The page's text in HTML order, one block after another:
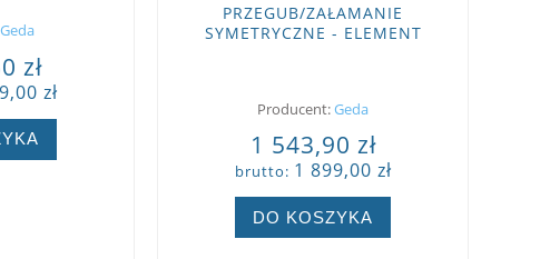
Geda
zł
zł
PRZEGUB/ZAŁAMANIE
SYMETRYCZNE - ELEMENT
Producent:Geda
1 543,90 zł
brutto: 1 899,00 zł
DO KOSZYKA